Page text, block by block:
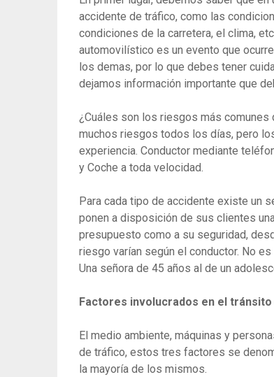
accidente de tráfico, como las
condiciones de la carretera, el clima,
automovilístico es un evento que
los demas, por lo que debes tener
dejamos información importante que
¿Cuáles son los riesgos más
muchos riesgos todos los días, pero
experiencia. Conductor mediante
y Coche a toda velocidad.
Para cada tipo de accidente existe un
ponen a disposición de sus clientes
presupuesto como a su seguridad,
riesgo varían según el conductor. No
Una señora de 45 años al de un
Factores involucrados en el tránsito
El medio ambiente, máquinas y
de tráfico, estos tres factores se
la mayoría de los mismos.